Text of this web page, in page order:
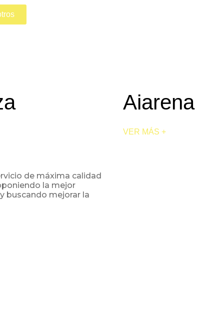
Aiarena
VER MÁS +
de máxima calidad
la mejor
buscando mejorar la